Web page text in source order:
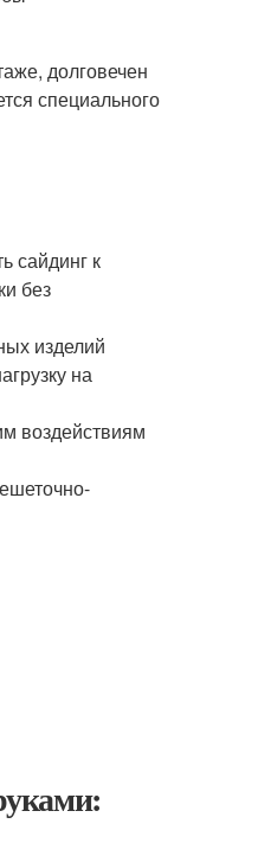
долговечен
специального
сайдинг к
без
изделий
на
воздействиям